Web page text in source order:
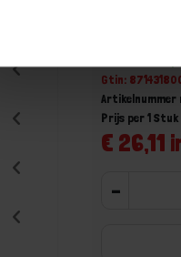
GEBR.
Gtin:
Artikelnummer
€ 26,11
Prijs per 1 Stuk
-